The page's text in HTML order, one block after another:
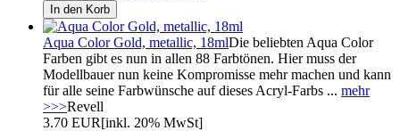
Aqua Color Gold, metallic, 18mlDie beliebten Aqua Color
Farben gibt es nun in allen 88 Farbtönen. Hier muss der
Modellbauer nun keine Kompromisse mehr machen und kann
für alle seine Farbwünsche auf dieses Acryl-Farbs ... mehr
>>>Revell
3.70 EUR[inkl. 20% MwSt]